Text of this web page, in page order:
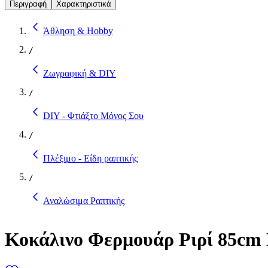
Περιγραφή Χαρακτηριστικά
Άθληση & Hobby
/
Ζωγραφική & DIY
/
DIY - Φτιάξτο Μόνος Σου
/
Πλέξιμο - Είδη ραπτικής
/
Αναλώσιμα Ραπτικής
Κοκάλινο Φερμουάρ Ριρί